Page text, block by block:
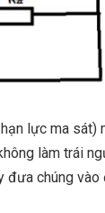
lực ma sát)
làm trái
đưa chúng